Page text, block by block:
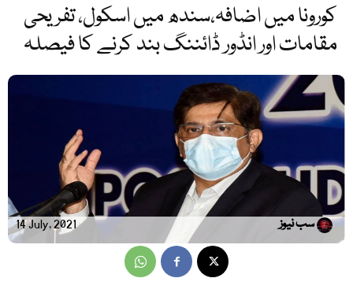
کورونا میں اضافہ،سندھ میں اسکول، تفریحی
مقامات اور انڈور ڈائننگ بند کرنے کا فیصلہ
14 July, 2021 سب نیوز